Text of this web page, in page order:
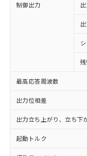
制御出力
最高応答周波数
出力位相差
出力立ち上がり、立ち下
起動トルク
※1 対応状
対応済み
非含有に対